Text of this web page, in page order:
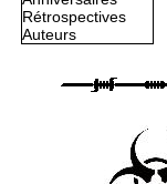
Rétrospectives
Auteurs